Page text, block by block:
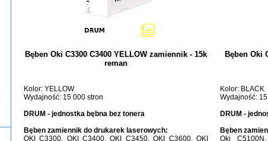
Bęben Oki C3300 C3400 YELLOW zamiennik - 15k
reman
Kolor: YELLOW
Wydajność: 15 000 stron
DRUM - jednostka bębna bez tonera
Bęben zamiennik do drukarek laserowych:
OKI C3300, OKI C3400, OKI C3450, OKI C3600, OKI
Bęben Oki
Kolor: BLACK
Wydajność:
DRUM -
Bęben
Oki